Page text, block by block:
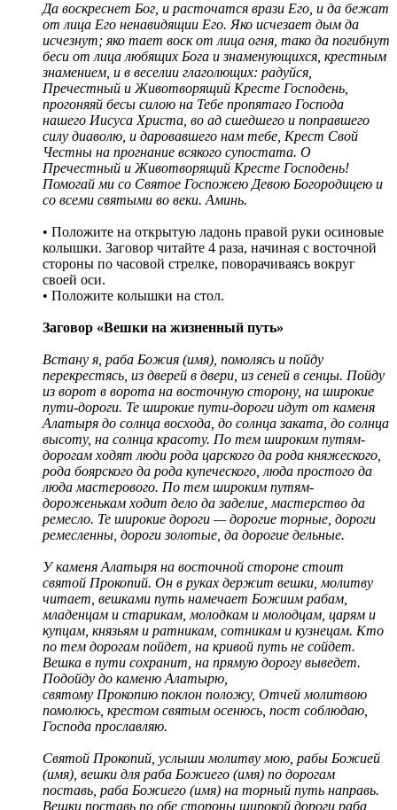
Да воскреснет Бог, и расточатся врази Его, и да бежат
от лица Его ненавидящии Его. Яко исчезает дым да
исчезнут; яко тает воск от лица огня, тако да погибнут
беси от лица любящих Бога и знаменующихся, крестным
знамением, и в веселии глаголющих: радуйся,
Пречестный и Животворящий Кресте Господень,
прогоняяй бесы силою на Тебе пропятаго Господа
нашего Иисуса Христа, во ад сшедшего и поправшего
силу диаволю, и даровавшего нам тебе, Крест Свой
Честны на прогнание всякого супостата. О
Пречестный и Животворящий Кресте Господень!
Помогай ми со Святое Госпожею Девою Богородицею и
со всеми святыми во веки. Аминь.
• Положите на открытую ладонь правой руки осиновые
колышки. Заговор читайте 4 раза, начиная с восточной
стороны по часовой стрелке, поворачиваясь вокруг
своей оси.
• Положите колышки на стол.
Заговор «Вешки на жизненный путь»
Встану я, раба Божия (имя), помолясь и пойду
перекрестясь, из дверей в двери, из сеней в сенцы. Пойду
из ворот в ворота на восточную сторону, на широкие
пути-дороги. Те широкие пути-дороги идут от каменя
Алатыря до солнца восхода, до солнца заката, до солнца
высоту, на солнца красоту. По тем широким путям-
дорогам ходят люди рода царского да рода княжеского,
рода боярского да рода купеческого, люда простого да
люда мастерового. По тем широким путям-
дороженькам ходит дело да заделие, мастерство да
ремесло. Те широкие дороги — дорогие торные, дороги
ремесленны, дороги золотые, да дорогие дельные.
У каменя Алатыря на восточной стороне стоит
святой Прокопий. Он в руках держит вешки, молитву
читает, вешками путь намечает Божиим рабам,
младенцам и старикам, молодкам и молодцам, царям и
купцам, князьям и ратникам, сотникам и кузнецам. Кто
по тем дорогам пойдет, на кривой путь не сойдет.
Вешка в пути сохранит, на прямую дорогу выведет.
Подойду до каменю Алатырю,
святому Прокопию поклон положу, Отчей молитвою
помолюсь, крестом святым осенюсь, пост соблюдаю,
Господа прославляю.
Святой Прокопий, услыши молитву мою, рабы Божией
(имя), вешки для раба Божиего (имя) по дорогам
поставь, раба Божиего (имя) на торный путь направь.
Вешки поставь по обе стороны широкой дороги раба